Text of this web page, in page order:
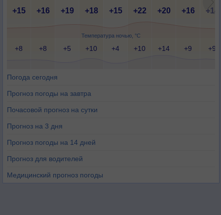
Температура ночью, °C
+15 +16 +19 +18 +15 +22 +20 +16 +14
+8 +8 +5 +10 +4 +10 +14 +9 +9
Погода сегодня
Прогноз погоды на завтра
Почасовой прогноз на сутки
Прогноз на 3 дня
Прогноз погоды на 14 дней
Прогноз для водителей
Медицинский прогноз погоды